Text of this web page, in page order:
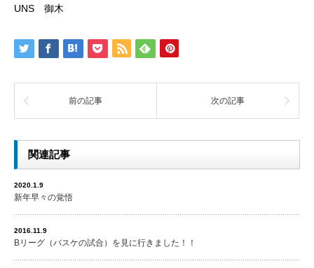
UNS 御木
前の記事 次の記事
関連記事
2020.1.9
新年早々の覚悟
2016.11.9
Bリーグ（バスケの試合）を見に行きました！！